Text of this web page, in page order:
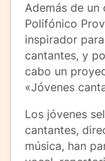
Además de
Polifónico
inspirador
cantantes, y
cabo un
«Jóvenes
Los jóvenes
cantantes,
música, han